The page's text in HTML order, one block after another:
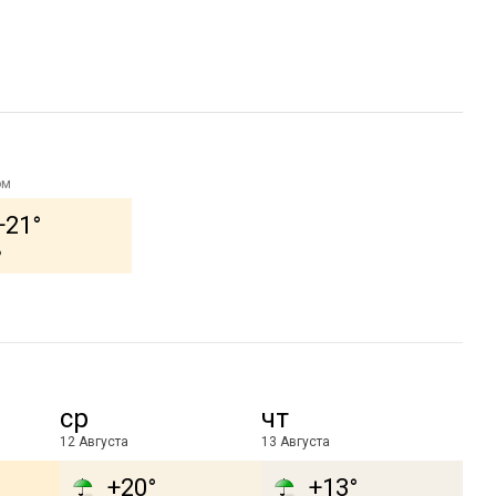
ср
12 Августа
+20°
чт
13 Августа
+13°